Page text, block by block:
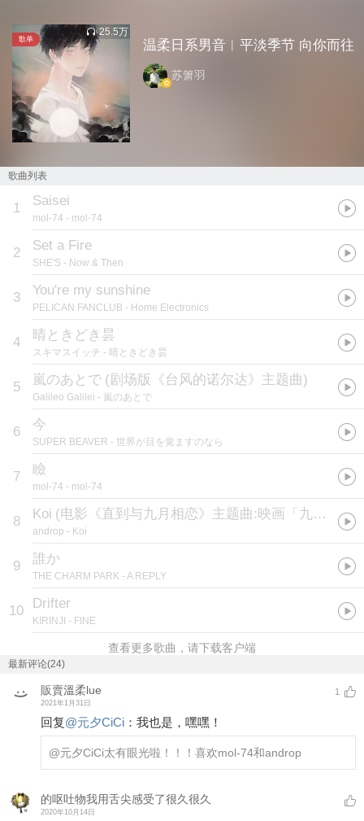
歌单
25.5万
温柔日系男音︱平淡季节 向你而往
苏箫羽
歌曲列表
1 Saisei
mol-74 - mol-74
2 Set a Fire
SHE'S - Now & Then
3 You're my sunshine
PELICAN FANCLUB - Home Electronics
4 晴ときどき昙
スキマスイッチ - 晴ときどき昙
5 嵐のあとで (剧场版《台风的诺尔达》主题曲)
Galileo Galilei - 嵐のあとで
6 今
SUPER BEAVER - 世界が目を覚ますのなら
7 瞼
mol-74 - mol-74
8 Koi (电影《直到与九月相恋》主题曲:映画「九月の恋と出会うまで」主題歌
androp - Koi
9 誰か
THE CHARM PARK - A REPLY
10 Drifter
KIRINJI - FINE
查看更多歌曲，请下载客户端
最新评论(24)
販賣溫柔lue
2021年1月31日
1
回复@元夕CiCi ： 我也是，嘿嘿！
@元夕CiCi太有眼光啦！！！喜欢mol-74和androp
的呕吐物我用舌尖感受了很久很久
2020年10月14日